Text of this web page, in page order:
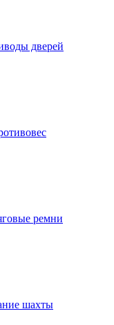
дверей
ремни
шахты